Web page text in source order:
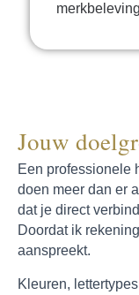
Jouw
Een professionele
doen meer dan er
dat je direct
Doordat ik
aanspreekt.
Kleuren,